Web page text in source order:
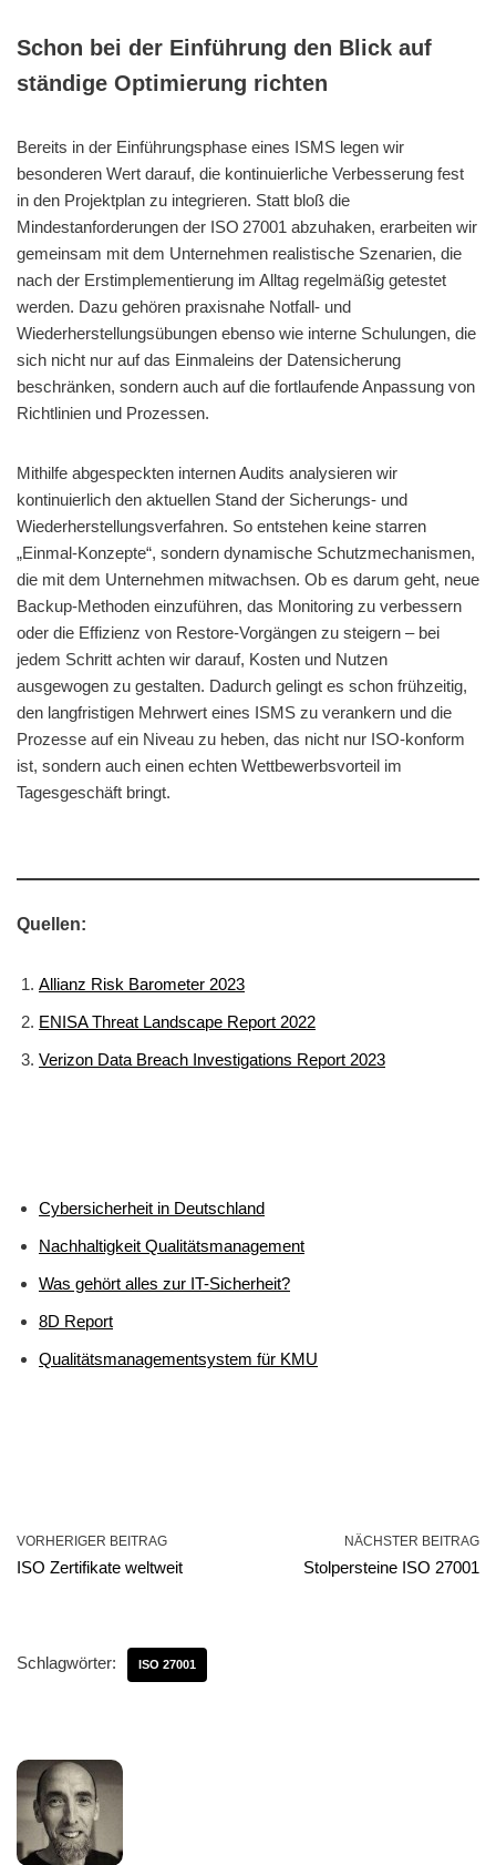
Schon bei der Einführung den Blick auf
ständige Optimierung richten
Bereits in der Einführungsphase eines ISMS legen wir
besonderen Wert darauf, die kontinuierliche Verbesserung fest
in den Projektplan zu integrieren. Statt bloß die
Mindestanforderungen der ISO 27001 abzuhaken, erarbeiten wir
gemeinsam mit dem Unternehmen realistische Szenarien, die
nach der Erstimplementierung im Alltag regelmäßig getestet
werden. Dazu gehören praxisnahe Notfall- und
Wiederherstellungsübungen ebenso wie interne Schulungen, die
sich nicht nur auf das Einmaleins der Datensicherung
beschränken, sondern auch auf die fortlaufende Anpassung von
Richtlinien und Prozessen.
Mithilfe abgespeckten internen Audits analysieren wir
kontinuierlich den aktuellen Stand der Sicherungs- und
Wiederherstellungsverfahren. So entstehen keine starren
„Einmal-Konzepte“, sondern dynamische Schutzmechanismen,
die mit dem Unternehmen mitwachsen. Ob es darum geht, neue
Backup-Methoden einzuführen, das Monitoring zu verbessern
oder die Effizienz von Restore-Vorgängen zu steigern – bei
jedem Schritt achten wir darauf, Kosten und Nutzen
ausgewogen zu gestalten. Dadurch gelingt es schon frühzeitig,
den langfristigen Mehrwert eines ISMS zu verankern und die
Prozesse auf ein Niveau zu heben, das nicht nur ISO-konform
ist, sondern auch einen echten Wettbewerbsvorteil im
Tagesgeschäft bringt.
Quellen:
Allianz Risk Barometer 2023
ENISA Threat Landscape Report 2022
Verizon Data Breach Investigations Report 2023
Cybersicherheit in Deutschland
Nachhaltigkeit Qualitätsmanagement
Was gehört alles zur IT-Sicherheit?
8D Report
Qualitätsmanagementsystem für KMU
VORHERIGER BEITRAG
ISO Zertifikate weltweit
NÄCHSTER BEITRAG
Stolpersteine ISO 27001
Schlagwörter: ISO 27001